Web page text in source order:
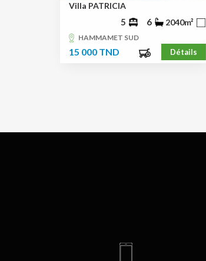
Villa PATRICIA
5 6 2040m²
HAMMAMET SUD
15 000 TND Détails